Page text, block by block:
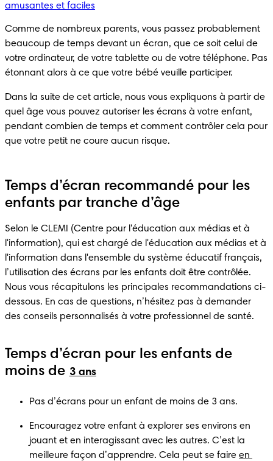
amusantes et faciles
Comme de nombreux parents, vous passez probablement
beaucoup de temps devant un écran, que ce soit celui de
votre ordinateur, de votre tablette ou de votre téléphone. Pas
étonnant alors à ce que votre bébé veuille participer.
Dans la suite de cet article, nous vous expliquons à partir de
quel âge vous pouvez autoriser les écrans à votre enfant,
pendant combien de temps et comment contrôler cela pour
que votre petit ne coure aucun risque.
Temps d’écran recommandé pour les
enfants par tranche d’âge
Selon le CLEMI (Centre pour l'éducation aux médias et à
l'information), qui est chargé de l'éducation aux médias et à
l'information dans l'ensemble du système éducatif français,
l’utilisation des écrans par les enfants doit être contrôlée.
Nous vous récapitulons les principales recommandations ci-
dessous. En cas de questions, n’hésitez pas à demander
des conseils personnalisés à votre professionnel de santé.
Temps d’écran pour les enfants de
moins de 3 ans
Pas d’écrans pour un enfant de moins de 3 ans.
Encouragez votre enfant à explorer ses environs en
jouant et en interagissant avec les autres. C’est la
meilleure façon d’apprendre. Cela peut se faire en